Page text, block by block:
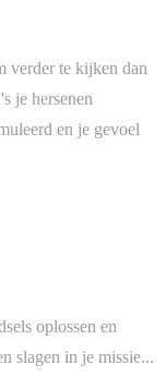
verder te kijken dan
je hersenen
en je gevoel
oplossen en
slagen in je missie...